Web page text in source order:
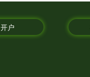
户